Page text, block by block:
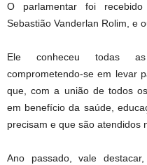
O parlamentar foi
Sebastião Vanderlan Rolim, e
Ele conheceu todas
comprometendo-se em levar
que, com a união de todos
em benefício da saúde,
precisam e que são atendidos
Ano passado, vale